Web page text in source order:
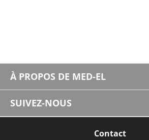
À PROPOS DE MED-EL
SUIVEZ-NOUS
Contact